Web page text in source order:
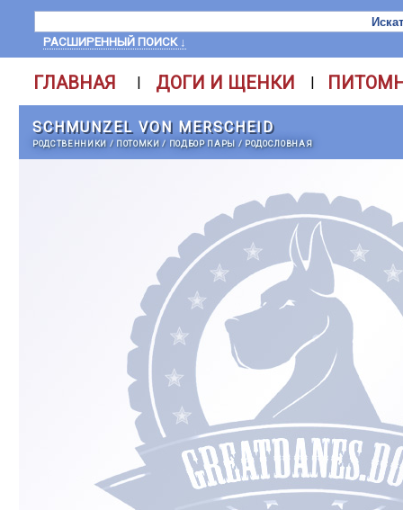
РАСШИРЕННЫЙ ПОИСК ↓
ГЛАВНАЯ | ДОГИ И ЩЕНКИ |
SCHMUNZEL VON MERSCHEID
РОДСТВЕННИКИ / ПОТОМКИ/ ПОДБОР ПАРЫ / РОДОСЛОВНАЯ